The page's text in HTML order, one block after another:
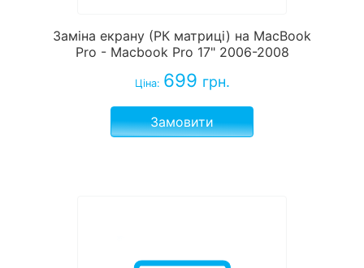
Заміна екрану (РК матриці) на MacBook
Pro - Macbook Pro 17" 2006-2008
Ціна: 699 грн.
Замовити